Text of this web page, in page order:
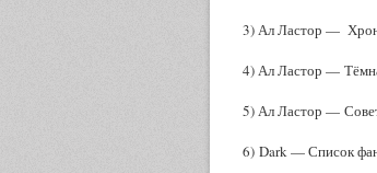
3) Ал Ластор —
4) Ал Ластор —
5) Ал Ластор —
6) Dark —Список